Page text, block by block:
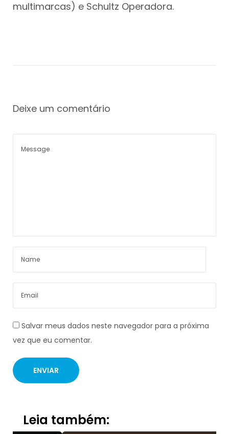
multimarcas) e Schultz Operadora.
Deixe um comentário
Salvar meus dados neste navegador para a próxima
vez que eu comentar.
Leia também: